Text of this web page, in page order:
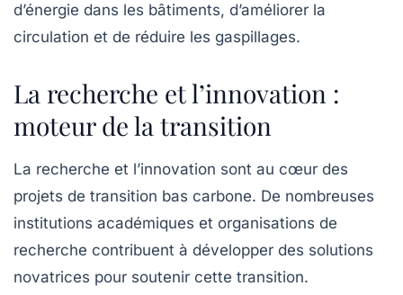
d’énergie dans les bâtiments, d’améliorer la
circulation et de réduire les gaspillages.
La recherche et l’innovation :
moteur de la transition
La recherche et l’innovation sont au cœur des
projets de transition bas carbone. De nombreuses
institutions académiques et organisations de
recherche contribuent à développer des solutions
novatrices pour soutenir cette transition.